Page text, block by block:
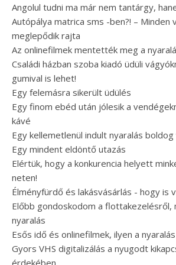
Angolul tudni ma már nem tantárgy,
Autópálya matrica sms -ben?! – Minden
meglepődik rajta
Az onlinefilmek mentették meg a
Családi házban szoba kiadó üdüli
gumival is lehet!
Egy felemásra sikerült üdülés
Egy finom ebéd után jólesik a
kávé
Egy kellemetlenül indult nyaralás
Egy mindent eldöntő utazás
Elértük, hogy a konkurencia helyett
neten!
Élményfürdő és lakásvásárlás - hogy is
Előbb gondoskodom a flottakezelésről,
nyaralás
Esős idő és onlinefilmek, ilyen a
Gyors VHS digitalizálás a nyugodt
érdekében